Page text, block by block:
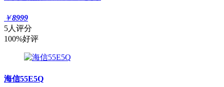
￥8999
5人评分
100%好评
海信55E5Q